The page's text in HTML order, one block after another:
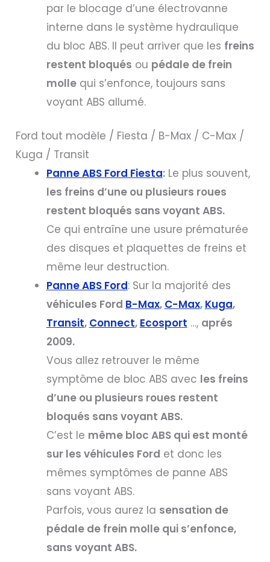
par le blocage d’une électrovanne
interne dans le système hydraulique
du bloc ABS. Il peut arriver que les freins
restent bloqués ou pédale de frein
mollequi s’enfonce, toujours sans
voyant ABS allumé.
Ford tout modèle / Fiesta / B-Max / C-Max /
Kuga / Transit
Panne ABS Ford Fiesta:Le plus souvent,
les freins d’une ou plusieurs roues
restent bloqués sans voyant ABS.
Ce qui entraîne une usure prématurée
des disques et plaquettes de freins et
même leur destruction.
Panne ABS Ford: Sur la majorité des
véhicules Ford B-Max, C-Max, Kuga,
Transit, Connect, Ecosport …, aprés
2009.
Vous allez retrouver le même
symptôme de bloc ABS avec les freins
d’une ou plusieurs roues restent
bloqués sans voyant ABS.
C’est le même bloc ABS qui est monté
sur les véhicules Ford et donc les
mêmes symptômes de panne ABS
sans voyant ABS.
Parfois, vous aurez la sensation de
pédale de frein molle qui s’enfonce,
sans voyant ABS.